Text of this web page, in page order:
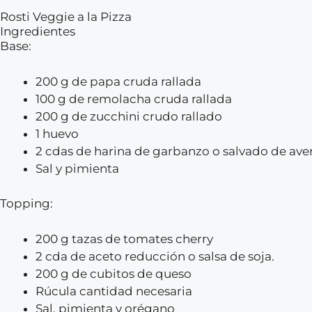
Rosti Veggie a la Pizza
Ingredientes
Base:
200 g de papa cruda rallada
100 g de remolacha cruda rallada
200 g de zucchini crudo rallado
1 huevo
2 cdas de harina de garbanzo o salvado de
Sal y pimienta
Topping:
200 g tazas de tomates cherry
2 cda de aceto reducción o salsa de soja.
200 g de cubitos de queso
Rúcula cantidad necesaria
Sal, pimienta y orégano